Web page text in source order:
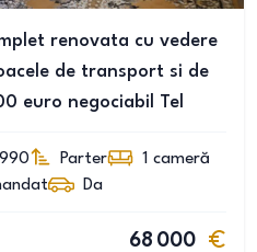
renovata cu vedere
de transport si de
euro negociabil Tel
Parter 1 cameră
Da
68 000